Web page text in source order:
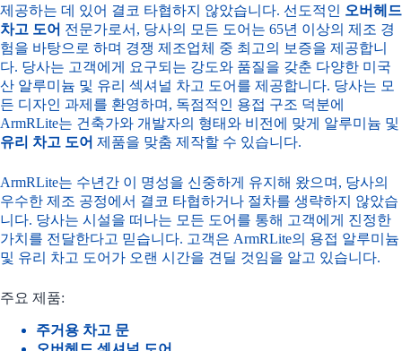
제공하는 데 있어 결코 타협하지 않았습니다. 선도적인 오버헤드
차고 도어 전문가로서, 당사의 모든 도어는 65년 이상의 제조 경
험을 바탕으로 하며 경쟁 제조업체 중 최고의 보증을 제공합니
다. 당사는 고객에게 요구되는 강도와 품질을 갖춘 다양한 미국
산 알루미늄 및 유리 섹셔널 차고 도어를 제공합니다. 당사는 모
든 디자인 과제를 환영하며, 독점적인 용접 구조 덕분에
ArmRLite는 건축가와 개발자의 형태와 비전에 맞게 알루미늄 및
유리 차고 도어 제품을 맞춤 제작할 수 있습니다.
ArmRLite는 수년간 이 명성을 신중하게 유지해 왔으며, 당사의
우수한 제조 공정에서 결코 타협하거나 절차를 생략하지 않았습
니다. 당사는 시설을 떠나는 모든 도어를 통해 고객에게 진정한
가치를 전달한다고 믿습니다. 고객은 ArmRLite의 용접 알루미늄
및 유리 차고 도어가 오랜 시간을 견딜 것임을 알고 있습니다.
주요 제품:
주거용 차고 문